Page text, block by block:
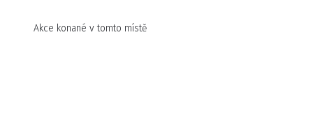
Akce konané v tomto místě